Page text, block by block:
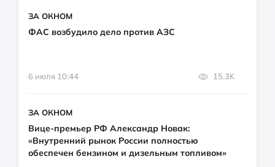
ЗА ОКНОМ
ФАС возбудило дело против АЗС
6 июля 10:44 15.3K
ЗА ОКНОМ
Вице-премьер РФ Александр Новак:
«Внутренний рынок России полностью
обеспечен бензином и дизельным топливом»